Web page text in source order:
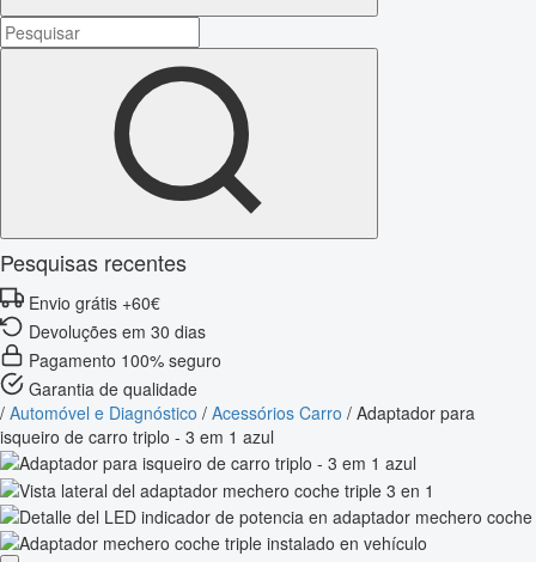
Pesquisas recentes
Envio grátis +60€
Devoluções em 30 dias
Pagamento 100% seguro
Garantia de qualidade
/ Automóvel e Diagnóstico / Acessórios Carro / Adaptador para
isqueiro de carro triplo - 3 em 1 azul